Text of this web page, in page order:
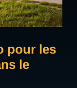
pour les
le